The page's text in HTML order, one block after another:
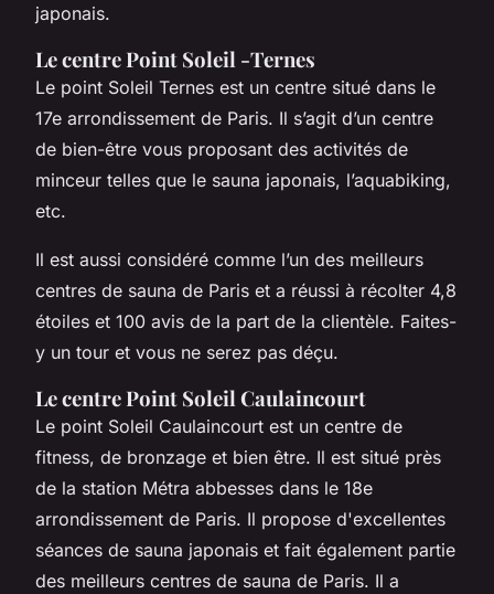
japonais.
Le centre Point Soleil -Ternes
Le point Soleil Ternes est un centre situé dans le
17e arrondissement de Paris. Il s’agit d’un centre
de bien-être vous proposant des activités de
minceur telles que le sauna japonais, l’aquabiking,
etc.
Il est aussi considéré comme l’un des meilleurs
centres de sauna de Paris et a réussi à récolter 4,8
étoiles et 100 avis de la part de la clientèle. Faites-
y un tour et vous ne serez pas déçu.
Le centre Point Soleil Caulaincourt
Le point Soleil Caulaincourt est un centre de
fitness, de bronzage et bien être. Il est situé près
de la station Métra abbesses dans le 18e
arrondissement de Paris. Il propose d'excellentes
séances de sauna japonais et fait également partie
des meilleurs centres de sauna de Paris. Il a